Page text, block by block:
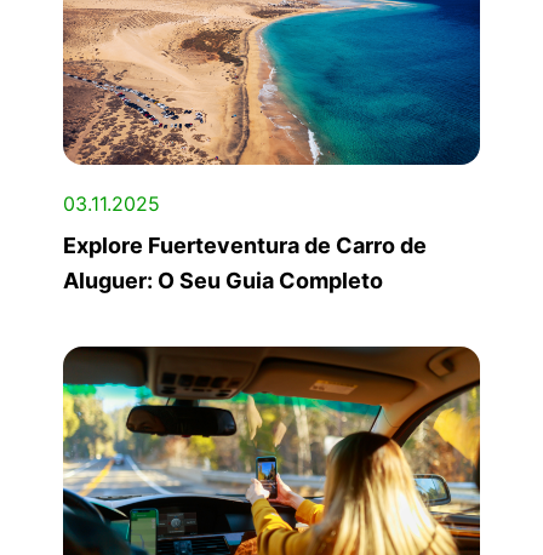
03.11.2025
Explore Fuerteventura de Carro de
Aluguer: O Seu Guia Completo